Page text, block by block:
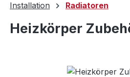
Installation Radiatoren
Heizkörper
Bildergalerie überspringen